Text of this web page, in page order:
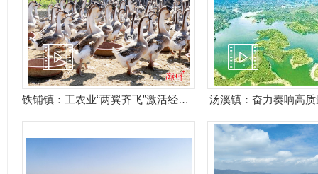
铁铺镇：工农业“两翼齐飞”激活经济发展“镇能量” 汤溪镇：奋力奏响高